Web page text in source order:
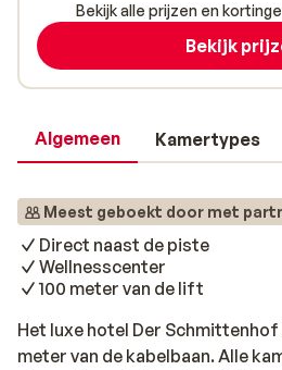
Algemeen Kamertypes
Meest geboekt door met
Direct naast de piste
Wellnesscenter
100 meter van de lift
Het luxe hotel Der
meter van de kabelbaan. Alle
Bekijk alle prijzen en
Bekijk